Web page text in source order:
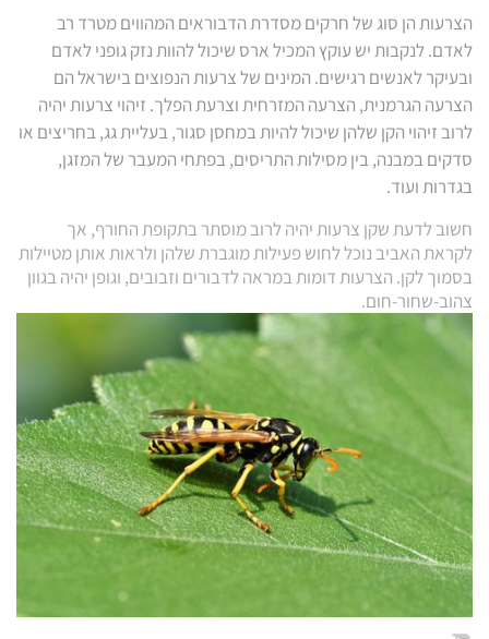
הצרעות הן סוג של חרקים מסדרת הדבוראים המהווים מטרד רב
לאדם. לנקבות יש עוקץ המכיל ארס שיכול להוות נזק גופני לאדם
ובעיקר לאנשים רגישים. המינים של צרעות הנפוצים בישראל הם
הצרעה הגרמנית, הצרעה המזרחית וצרעת הפלך. זיהוי צרעות יהיה
לרוב זיהוי הקן שלהן שיכול להיות במחסן סגור, בעליית גג, בחריצים או
סדקים במבנה, בין מסילות התריסים, בפתחי המעבר של המזגן,
בגדרות ועוד.
חשוב לדעת שקן צרעות יהיה לרוב מוסתר בתקופת החורף, אך
לקראת האביב נוכל לחוש פעילות מוגברת שלהן ולראות אותן מטיילות
בסמוך לקן. הצרעות דומות במראה לדבורים וזבובים, וגופן יהיה בגוון
צהוב-שחור-חום.